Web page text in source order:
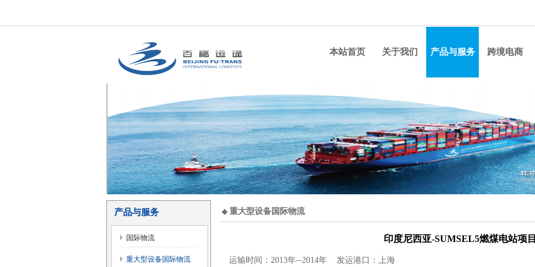
本站首页 关于我们 产品与服务 跨境电商
产品与服务
国际物流
重大型设备国际物流
◆重大型设备国际物流
印度尼西亚-SUMSEL5燃煤电站项目
运输时间：2013年--2014年 发运港口：上海